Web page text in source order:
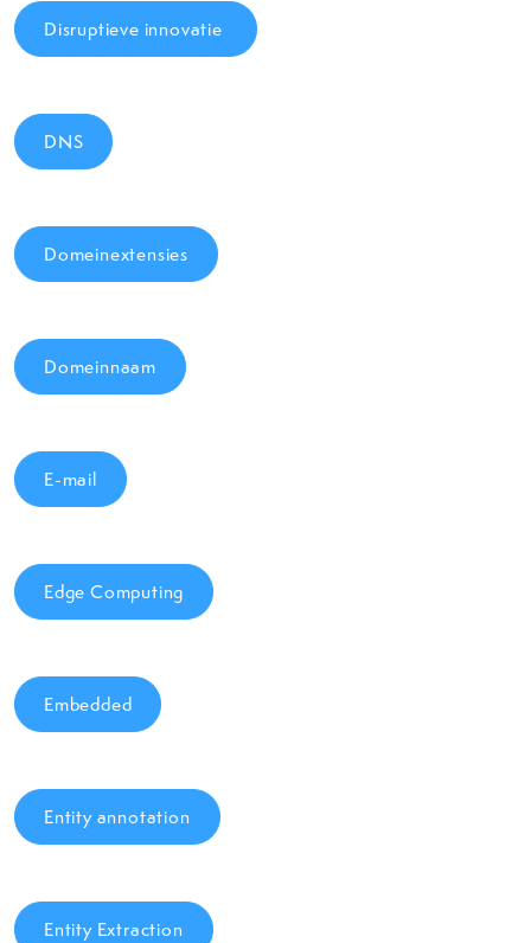
Disruptieve innovatie
DNS
Domeinextensies
Domeinnaam
E-mail
Edge Computing
Embedded
Entity annotation
Entity Extraction